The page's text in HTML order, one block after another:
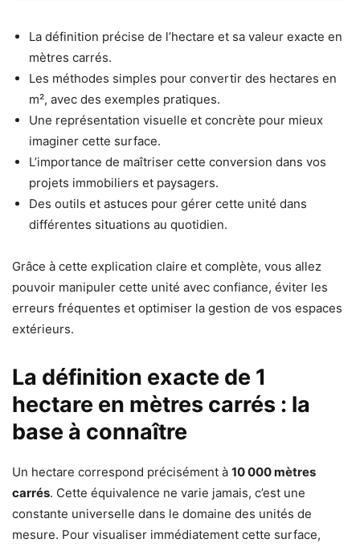
La définition précise de l’hectare et sa valeur exacte en
mètres carrés.
Les méthodes simples pour convertir des hectares en
m², avec des exemples pratiques.
Une représentation visuelle et concrète pour mieux
imaginer cette surface.
L’importance de maîtriser cette conversion dans vos
projets immobiliers et paysagers.
Des outils et astuces pour gérer cette unité dans
différentes situations au quotidien.
Grâce à cette explication claire et complète, vous allez
pouvoir manipuler cette unité avec confiance, éviter les
erreurs fréquentes et optimiser la gestion de vos espaces
extérieurs.
La définition exacte de 1
hectare en mètres carrés : la
base à connaître
Un hectare correspond précisément à 10 000 mètres
carrés. Cette équivalence ne varie jamais, c’est une
constante universelle dans le domaine des unités de
mesure. Pour visualiser immédiatement cette surface,